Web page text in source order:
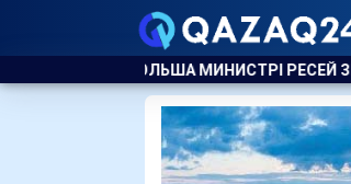
РЕСЕЙ ЗЫМЫРАНДАРЫН УКРАИНА